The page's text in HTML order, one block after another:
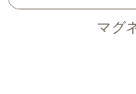
マグ